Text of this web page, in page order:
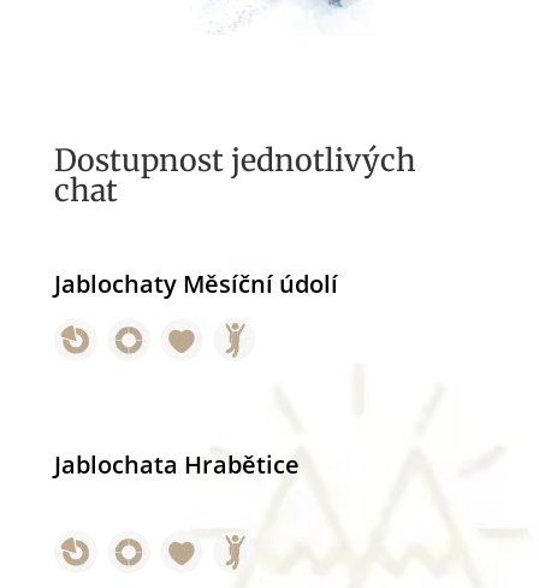
Dostupnost jednotlivých
chat
Jablochaty Měsíční údolí
Jablochata Hrabětice